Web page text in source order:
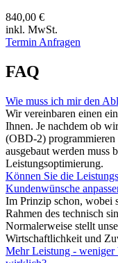
840,00 €
inkl. MwSt.
Termin Anfragen
FAQ
Wie muss ich mir den
Wir vereinbaren einen
Ihnen. Je nachdem ob
(OBD-2) programmieren
ausgebaut werden muss
Leistungsoptimierung.
Können Sie die
Kundenwünsche
Im Prinzip schon, wobei
Rahmen des technisch
Normalerweise stellt
Wirtschaftlichkeit und
Mehr Leistung - weniger